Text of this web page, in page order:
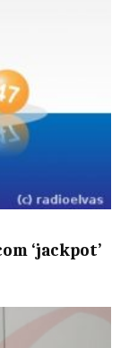
‘jackpot’